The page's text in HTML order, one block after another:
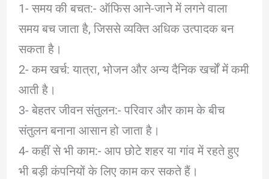
1- समय की बचत:- ऑफिस आने-जाने में लगने वाला
समय बच जाता है, जिससे व्यक्ति अधिक उत्पादक बन
सकता है।
2- कम खर्च: यात्रा, भोजन और अन्य दैनिक खर्चों में कमी
आती है।
3- बेहतर जीवन संतुलन:- परिवार और काम के बीच
संतुलन बनाना आसान हो जाता है।
4- कहीं से भी काम:- आप छोटे शहर या गांव में रहते हुए
भी बड़ी कंपनियों के लिए काम कर सकते हैं।